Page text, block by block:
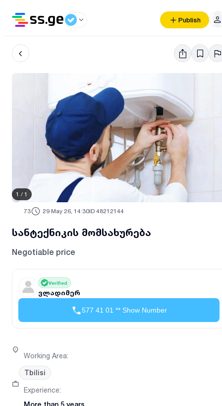
Publish
1 / 1
73 29 May 26, 14:30ID 48212144
სანტექნიკის მომსახურება
Negotiable price
Verified
ვლადიმერ
577 41 01 ** Show Number
Working Area:
Tbilisi
Experience: